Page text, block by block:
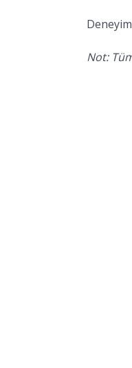
Not: